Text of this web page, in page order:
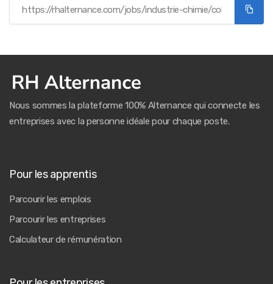
Nous sommes la plateforme 100% Alternance qui connecte les
entreprises avec la personne idéale pour chaque poste.
Pour les apprentis
Parcourir les emplois
Parcourir les entreprises
Calculateur de rémunération